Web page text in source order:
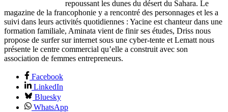
repoussant les dunes du désert du Sahara. Le
magazine de la francophonie y a rencontré des personnages et les a
suivi dans leurs activités quotidiennes : Yacine est chanteur dans une
formation familiale, Aminata vient de finir ses études, Driss nous
propose de surfer sur internet sous une cyber-tente et Lematt nous
présente le centre commercial qu’elle a construit avec son
association de femmes entrepreneurs.
Facebook
LinkedIn
Bluesky
WhatsApp